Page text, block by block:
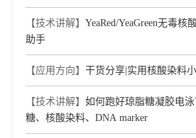
【技术讲解】 YeaRed/YeaGreen无毒
助手
【应用方向】 干货分享|实用核酸染料
【技术讲解】 如何跑好琼脂糖凝胶电
糖、核酸染料、DNA marker